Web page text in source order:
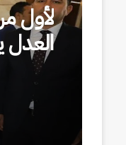
لأول
العدل